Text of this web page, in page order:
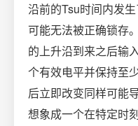
沿前的Tsu时间内发
可能无法被正确锁存
的上升沿到来之后输
个有效电平并保持至
后立即改变同样可能
想象成一个在特定时